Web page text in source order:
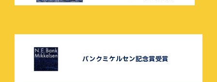
バンクミケルセン記念賞受賞